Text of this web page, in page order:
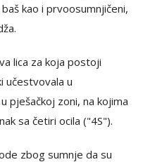
kao i prvoosumnjičeni,
lica za koja postoji
učestvovala u
pješačkoj zoni, na kojima
sa četiri ocila ("4S").
zbog sumnje da su